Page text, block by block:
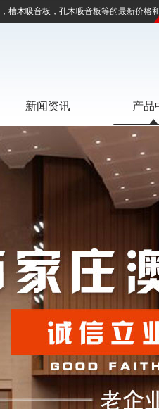
，槽木吸音板，孔木吸音板等的最新价格
新闻资讯 产品